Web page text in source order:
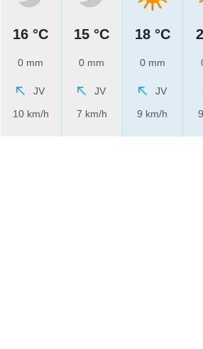
16 °C
0 mm
JV
10 km/h
15 °C
0 mm
JV
7 km/h
18 °C
0 mm
JV
9 km/h